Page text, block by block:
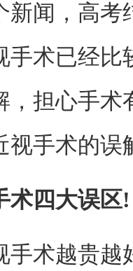
闻，高考
手术已经
，担心手术
视手术的误
四大误区!
术越贵越